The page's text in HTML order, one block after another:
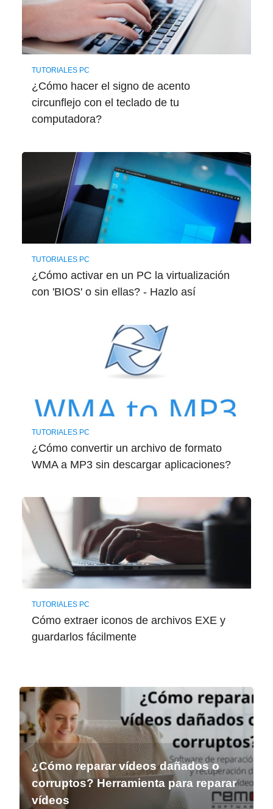
TUTORIALES PC
¿Cómo hacer el signo de acento
circunflejo con el teclado de tu
computadora?
TUTORIALES PC
¿Cómo activar en un PC la virtualización
con 'BIOS' o sin ellas? - Hazlo así
TUTORIALES PC
¿Cómo convertir un archivo de formato
WMA a MP3 sin descargar aplicaciones?
TUTORIALES PC
Cómo extraer iconos de archivos EXE y
guardarlos fácilmente
¿Cómo reparar vídeos dañados o
corruptos? Herramienta para reparar
vídeos